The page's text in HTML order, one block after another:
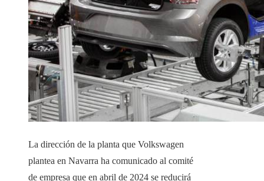
La dirección de la planta que Volkswagen
plantea en Navarra ha comunicado al comité
de empresa que en abril de 2024 se reducirá